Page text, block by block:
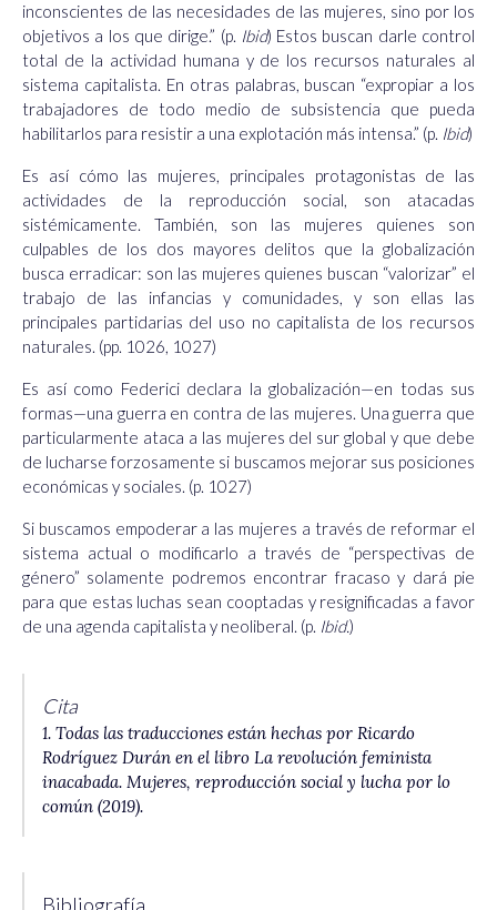
inconscientes de las necesidades de las mujeres, sino por los
objetivos a los que dirige.” (p. Ibid) Estos buscan darle control
total de la actividad humana y de los recursos naturales al
sistema capitalista. En otras palabras, buscan “expropiar a los
trabajadores de todo medio de subsistencia que pueda
habilitarlos para resistir a una explotación más intensa.” (p. Ibid)
Es así cómo las mujeres, principales protagonistas de las
actividades de la reproducción social, son atacadas
sistémicamente. También, son las mujeres quienes son
culpables de los dos mayores delitos que la globalización
busca erradicar: son las mujeres quienes buscan “valorizar” el
trabajo de las infancias y comunidades, y son ellas las
principales partidarias del uso no capitalista de los recursos
naturales. (pp. 1026, 1027)
Es así como Federici declara la globalización—en todas sus
formas—una guerra en contra de las mujeres. Una guerra que
particularmente ataca a las mujeres del sur global y que debe
de lucharse forzosamente si buscamos mejorar sus posiciones
económicas y sociales. (p. 1027)
Si buscamos empoderar a las mujeres a través de reformar el
sistema actual o modificarlo a través de “perspectivas de
género” solamente podremos encontrar fracaso y dará pie
para que estas luchas sean cooptadas y resignificadas a favor
de una agenda capitalista y neoliberal. (p. Ibid.)
Cita
1. Todas las traducciones están hechas por Ricardo
Rodríguez Durán en el libro La revolución feminista
inacabada. Mujeres, reproducción social y lucha por lo
común (2019).
Bibliografía